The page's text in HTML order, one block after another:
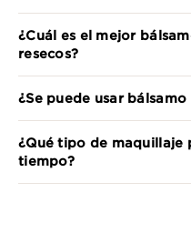
¿Cuál es el mejor
resecos?
¿Se puede usar
¿Qué tipo de maquillaje
tiempo?